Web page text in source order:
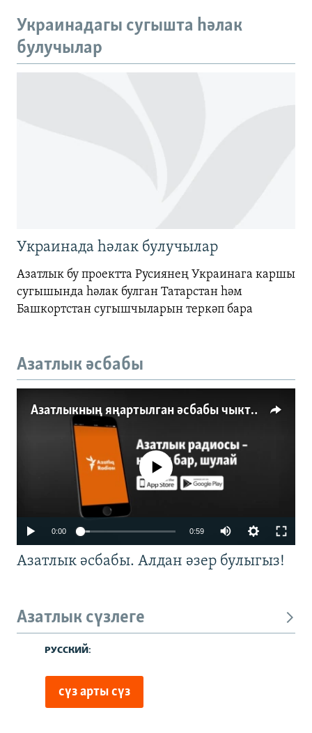
720p
Украинадагы сугышта һәлак
булучылар
Украинада һәлак булучылар
Азатлык бу проектта Русиянең Украинага каршы
сугышында һәлак булган Татарстан һәм
Башкортстан сугышчыларын теркәп бара
Азатлык әсбабы
Азатлыкның яңартылган әсбабы чыкты
No media source currently available
0:00 0:59
Азатлык әсбабы. Алдан әзер булыгыз!
Азатлык сүзлеге